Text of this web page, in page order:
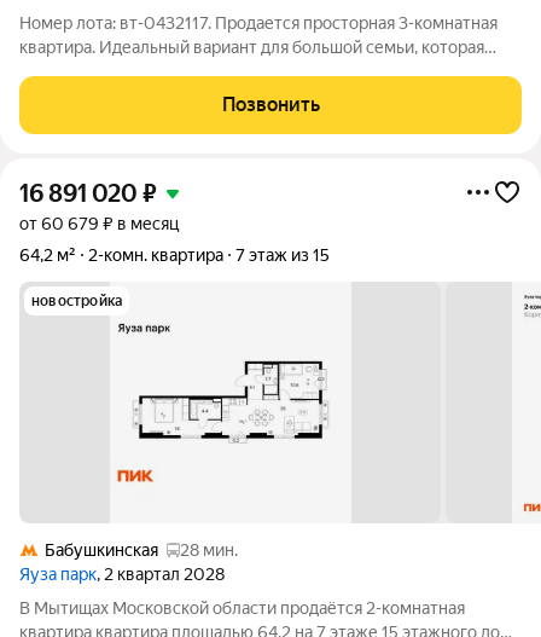
Номер лота: вт-0432117. Продается просторная 3-комнатная
квартира. Идеальный вариант для большой семьи, которая
выполнен ремонт, отсутствуют перепланировки. Просторная
кухня оснащена кухонным
Позвонить
16 891 020 ₽
от 60 679 ₽ в месяц
64,2 м²
2-комн. квартира 7 этаж из 15
новостройка
Бабушкинская
28 мин.
Яуза парк, 2 квартал 2028
В Мытищах Московской области продаётся 2-комнатная
квартира квартира площадью 64.2 на 7 этаже 15 этажного дома